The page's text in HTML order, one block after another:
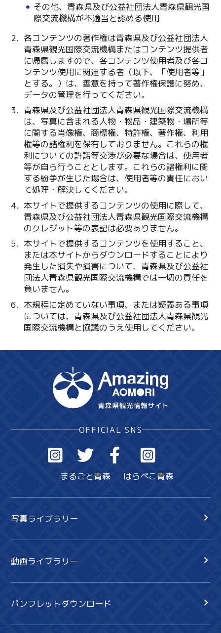
その他、青森県及び公益社団法人青森県観光国
際交流機構が不適当と認める使用
各コンテンツの著作権は青森県及び公益社団法人
青森県観光国際交流機構またはコンテンツ提供者
に帰属しますので、各コンテンツ使用者及び各コ
ンテンツ使用に関連する者（以下、「使用者等」
とする。）は、善意を持って著作権保護に努め、
データの管理を行ってください。
青森県及び公益社団法人青森県観光国際交流機構
は、写真に含まれる人物・物品・建築物・場所等
に関する肖像権、商標権、特許権、著作権、利用
権等の諸権利を保有しておりません。これらの権
利についての許諾等交渉が必要な場合は、使用者
等が自ら行うこととします。これらの諸権利に関
する紛争が生じた場合は、使用者等の責任におい
て処理・解決してください。
本サイトで提供するコンテンツの使用に際して、
青森県及び公益社団法人青森県観光国際交流機構
のクレジット等の表記は必要ありません。
本サイトで提供するコンテンツを使用すること、
または本サイトからダウンロードすることにより
発生した損失や損害について、青森県及び公益社
団法人青森県観光国際交流機構では一切の責任を
負いません。
本規程に定めていない事項、または疑義ある事項
については、青森県及び公益社団法人青森県観光
国際交流機構と協議のうえ使用してください。
OFFICIAL SNS
まるごと青森 はらぺこ青森
写真ライブラリー
動画ライブラリー
パンフレットダウンロード